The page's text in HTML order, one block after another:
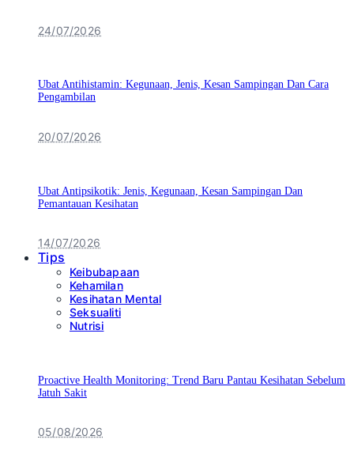
24/07/2026
Ubat Antihistamin: Kegunaan, Jenis, Kesan Sampingan Dan Cara
Pengambilan
20/07/2026
Ubat Antipsikotik: Jenis, Kegunaan, Kesan Sampingan Dan
Pemantauan Kesihatan
14/07/2026
Tips
Keibubapaan
Kehamilan
Kesihatan Mental
Seksualiti
Nutrisi
Proactive Health Monitoring: Trend Baru Pantau Kesihatan Sebelum
Jatuh Sakit
05/08/2026